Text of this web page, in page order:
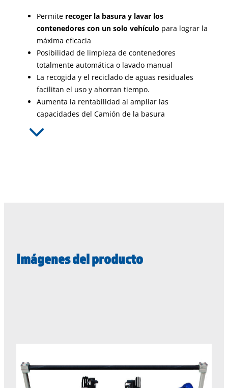
Permite recoger la basura y lavar los
contenedores con un solo vehículo para lograr la
máxima eficacia
Posibilidad de limpieza de contenedores
totalmente automática o lavado manual
La recogida y el reciclado de aguas residuales
facilitan el uso y ahorran tiempo.
Aumenta la rentabilidad al ampliar las
capacidades del Camión de la basura
Imágenes del producto